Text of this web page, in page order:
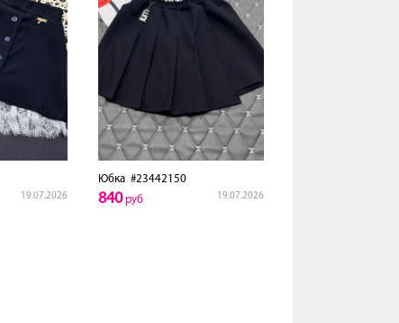
19.07.2026
Юбка #23442150
19.07.2026
840руб